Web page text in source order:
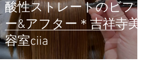
酸性ストレートのビフォ
ー&アフター＊吉祥寺美
容室ciia